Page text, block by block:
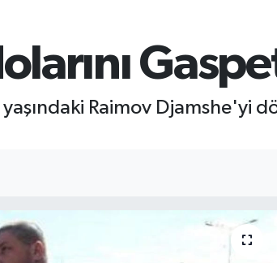
Raimov Djamshe'yi